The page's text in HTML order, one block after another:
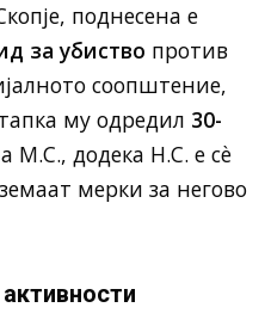
поднесена е
за убиство против
соопштение,
му одредил 30-
М.С., додека Н.С. е сѐ
мерки за негово